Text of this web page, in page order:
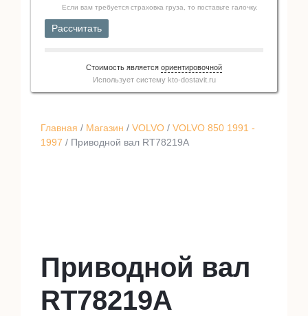
Главная / Магазин / VOLVO / VOLVO 850 1991 -
1997 / Приводной вал RT78219A
Приводной вал
RT78219A
Если вам требуется страховка груза, то поставьте галочку.
Рассчитать
Стоимость является ориентировочной
Использует систему kto-dostavit.ru